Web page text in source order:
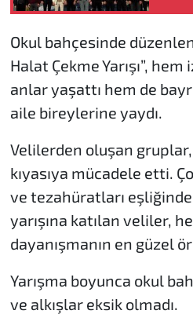
Okul bahçesinde
Halat Çekme Yarışı”,
anlar yaşattı hem de
aile bireylerine yaydı.
Velilerden oluşan
kıyasıya mücadele etti.
ve tezahüratları
yarışına katılan veliler,
dayanışmanın en güzel
Yarışma boyunca okul
ve alkışlar eksik olmadı.